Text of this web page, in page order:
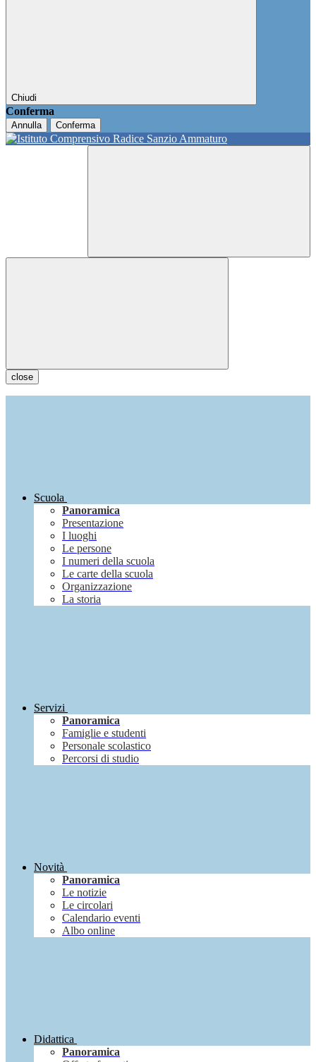
Chiudi
Conferma
Annulla Conferma
close
Scuola
Panoramica
Presentazione
I luoghi
Le persone
I numeri della scuola
Le carte della scuola
Organizzazione
La storia
Servizi
Panoramica
Famiglie e studenti
Personale scolastico
Percorsi di studio
Novità
Panoramica
Le notizie
Le circolari
Calendario eventi
Albo online
Didattica
Panoramica